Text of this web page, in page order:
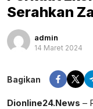
Serahkan
admin
14 Maret 2024
Bagikan
Dionline24.News –